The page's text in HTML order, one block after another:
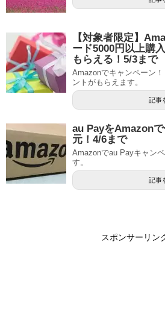
【対象者限定】
ード5000円以上購
もらえる！5/3まで
Amazonでキャンペーン
ントがもらえます。
記事
au PayをAmazon
元！4/6まで
Amazonでau Payキャン
す。
記事
スポンサーリン